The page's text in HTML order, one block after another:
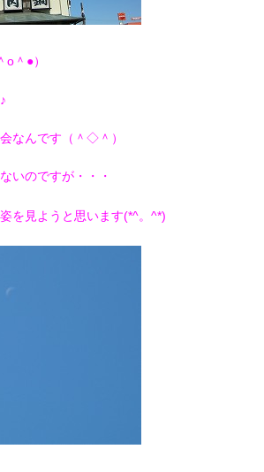
＾●）
なんです（＾◇＾）
いのですが・・・
を見ようと思います(*^。^*)